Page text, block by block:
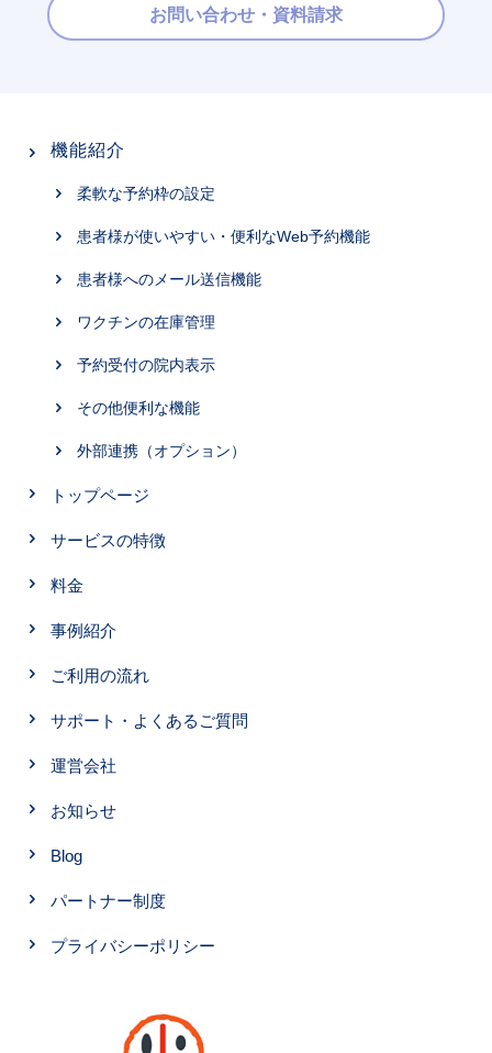
お問い合わせ・資料請求
機能紹介
柔軟な予約枠の設定
患者様が使いやすい・便利なWeb予約機能
患者様へのメール送信機能
ワクチンの在庫管理
予約受付の院内表示
その他便利な機能
外部連携（オプション）
トップページ
サービスの特徴
料金
事例紹介
ご利用の流れ
サポート・よくあるご質問
運営会社
お知らせ
Blog
パートナー制度
プライバシーポリシー